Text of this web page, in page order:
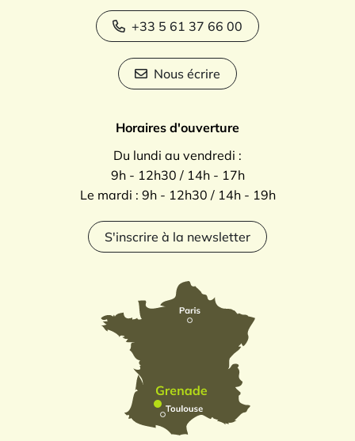
+33 5 61 37 66 00
Nous écrire
Horaires d'ouverture
Du lundi au vendredi :
9h - 12h30 / 14h - 17h
Le mardi : 9h - 12h30 / 14h - 19h
S'inscrire à la newsletter